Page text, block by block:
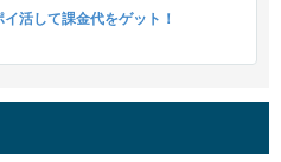
活して課金代をゲット！